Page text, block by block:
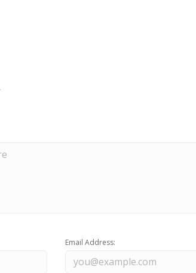
Email Address: